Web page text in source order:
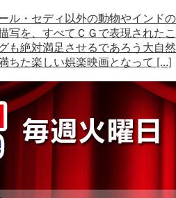
ル・セディ以外の動物やインドの
写を、すべてＣＧで表現されたこ
も絶対満足させるであろう大自然
ちた楽しい娯楽映画となって […]